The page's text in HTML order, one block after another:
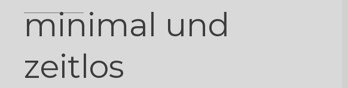
minimal und
zeitlos